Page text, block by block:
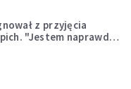
z przyjęcia
"Jestem naprawdę